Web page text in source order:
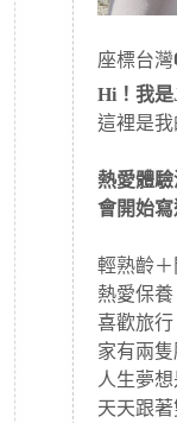
座標台
Hi！我
這裡是
熱愛體驗
會開始
輕熟齡
熱愛保
喜歡旅行
家有兩隻
人生夢
天天跟著